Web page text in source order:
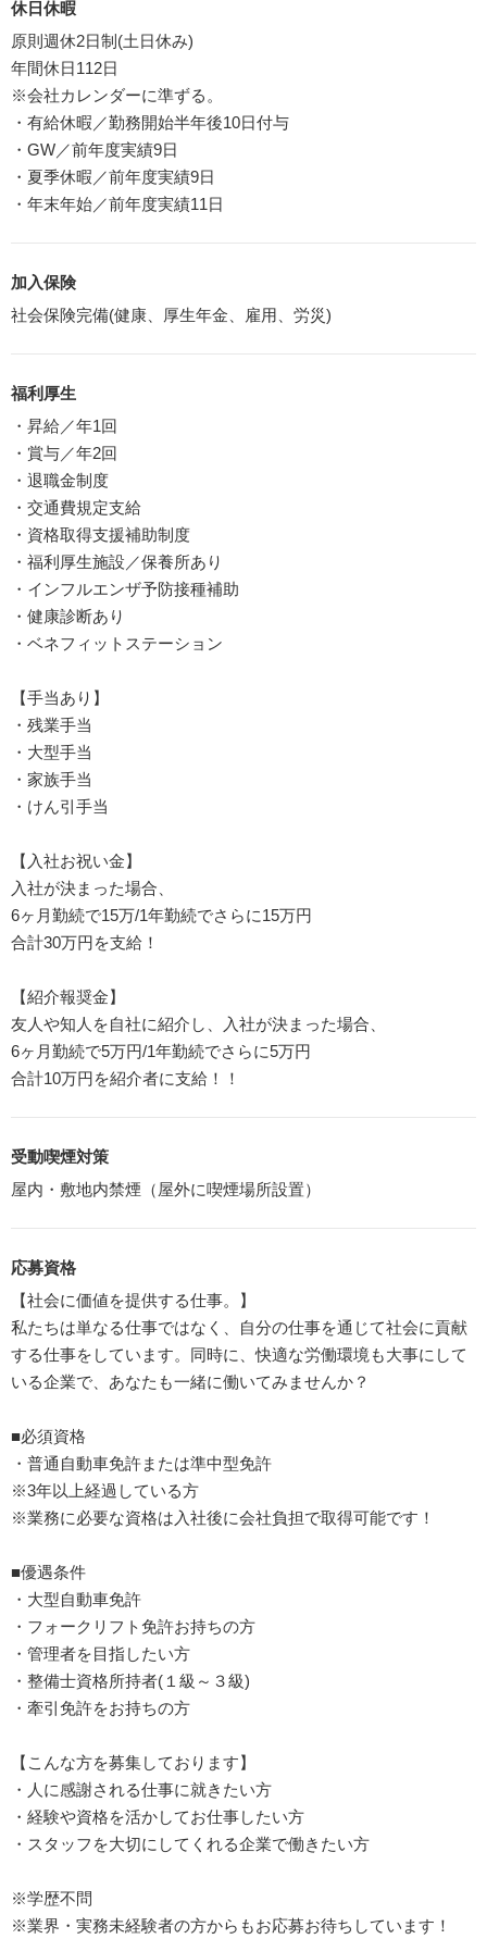
休日休暇
原則週休2日制(土日休み)
年間休日112日
※会社カレンダーに準ずる。
・有給休暇／勤務開始半年後10日付与
・GW／前年度実績9日
・夏季休暇／前年度実績9日
・年末年始／前年度実績11日
加入保険
社会保険完備(健康、厚生年金、雇用、労災)
福利厚生
・昇給／年1回
・賞与／年2回
・退職金制度
・交通費規定支給
・資格取得支援補助制度
・福利厚生施設／保養所あり
・インフルエンザ予防接種補助
・健康診断あり
・ベネフィットステーション
【手当あり】
・残業手当
・大型手当
・家族手当
・けん引手当
【入社お祝い金】
入社が決まった場合、
6ヶ月勤続で15万/1年勤続でさらに15万円
合計30万円を支給！
【紹介報奨金】
友人や知人を自社に紹介し、入社が決まった場合、
6ヶ月勤続で5万円/1年勤続でさらに5万円
合計10万円を紹介者に支給！！
受動喫煙対策
屋内・敷地内禁煙（屋外に喫煙場所設置）
応募資格
【社会に価値を提供する仕事。】
私たちは単なる仕事ではなく、自分の仕事を通じて社会に貢献
する仕事をしています。同時に、快適な労働環境も大事にして
いる企業で、あなたも一緒に働いてみませんか？
■必須資格
・普通自動車免許または準中型免許
※3年以上経過している方
※業務に必要な資格は入社後に会社負担で取得可能です！
■優遇条件
・大型自動車免許
・フォークリフト免許お持ちの方
・管理者を目指したい方
・整備士資格所持者(１級～３級)
・牽引免許をお持ちの方
【こんな方を募集しております】
・人に感謝される仕事に就きたい方
・経験や資格を活かしてお仕事したい方
・スタッフを大切にしてくれる企業で働きたい方
※学歴不問
※業界・実務未経験者の方からもお応募お待ちしています！